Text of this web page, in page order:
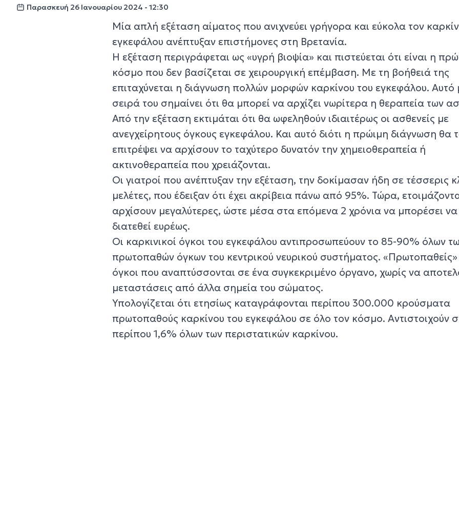
Παρασκευή 26 Ιανουαρίου 2024 - 12:30
Μία απλή εξέταση αίματος που ανιχνεύει γρήγορα και εύκολα τον
εγκεφάλου ανέπτυξαν επιστήμονες στη Βρετανία.
Η εξέταση περιγράφεται ως «υγρή βιοψία» και πιστεύεται ότι είναι η
κόσμο που δεν βασίζεται σε χειρουργική επέμβαση. Με τη βοήθειά της
επιταχύνεται η διάγνωση πολλών μορφών καρκίνου του εγκεφάλου. Αυτό
σειρά του σημαίνει ότι θα μπορεί να αρχίζει νωρίτερα η θεραπεία των
Από την εξέταση εκτιμάται ότι θα ωφεληθούν ιδιαιτέρως οι ασθενείς με
ανεγχείρητους όγκους εγκεφάλου. Και αυτό διότι η πρώιμη διάγνωση θα
επιτρέψει να αρχίσουν το ταχύτερο δυνατόν την χημειοθεραπεία ή
ακτινοθεραπεία που χρειάζονται.
Οι γιατροί που ανέπτυξαν την εξέταση, την δοκίμασαν ήδη σε τέσσερις
μελέτες, που έδειξαν ότι έχει ακρίβεια πάνω από 95%. Τώρα,
αρχίσουν μεγαλύτερες, ώστε μέσα στα επόμενα 2 χρόνια να μπορέσει να
διατεθεί ευρέως.
Οι καρκινικοί όγκοι του εγκεφάλου αντιπροσωπεύουν το 85-90% όλων
πρωτοπαθών όγκων του κεντρικού νευρικού συστήματος. «Πρωτοπαθείς»
όγκοι που αναπτύσσονται σε ένα συγκεκριμένο όργανο, χωρίς να
μεταστάσεις από άλλα σημεία του σώματος.
Υπολογίζεται ότι ετησίως καταγράφονται περίπου 300.000 κρούσματα
πρωτοπαθούς καρκίνου του εγκεφάλου σε όλο τον κόσμο. Αντιστοιχούν
περίπου 1,6% όλων των περιστατικών καρκίνου.